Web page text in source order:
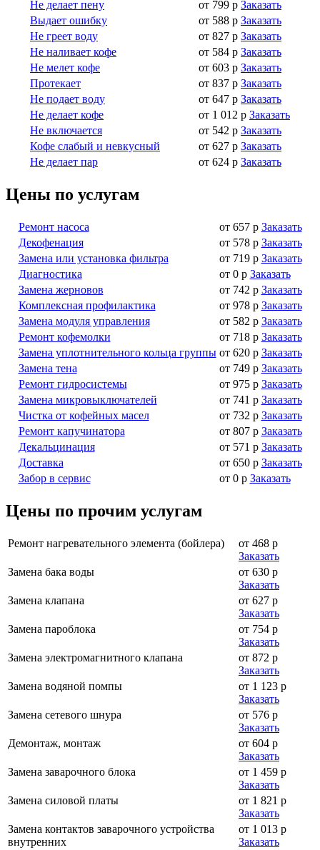
Не делает пену от 799 р Заказать
Выдает ошибку
от 588 р Заказать
Не греет воду
от 827 р Заказать
Не наливает кофе
от 584 р Заказать
Не мелет кофе
от 603 р Заказать
Протекает
от 837 р Заказать
Не подает воду
от 647 р Заказать
Не делает кофе
от 1 012 р Заказать
Не включается
от 542 р Заказать
Кофе слабый и невкусный
от 627 р Заказать
Не делает пар
от 624 р Заказать
Цены по услугам
Ремонт насоса от 657 р Заказать
Декофенация
от 578 р Заказать
Замена или установка фильтра
от 719 р Заказать
Диагностика
от 0 р Заказать
Замена жерновов
от 742 р Заказать
Комплексная профилактика
от 978 р Заказать
Замена модуля управления
от 582 р Заказать
Ремонт кофемолки
от 718 р Заказать
Замена уплотнительного кольца группы от 620 р Заказать
Замена тена
от 749 р Заказать
Ремонт гидросистемы
от 975 р Заказать
Замена микровыключателей
от 741 р Заказать
Чистка от кофейных масел
от 732 р Заказать
Ремонт капучинатора
от 807 р Заказать
Декальцинация
от 571 р Заказать
Доставка
от 650 р Заказать
Забор в сервис
от 0 р Заказать
Цены по прочим услугам
Ремонт нагревательного элемента (бойлера)
от 468 р
Заказать
Замена бака воды
от 630 р
Заказать
Замена клапана
от 627 р
Заказать
Замена пароблока
от 754 р
Заказать
Замена электромагнитного клапана
от 872 р
Заказать
Замена водяной помпы
от 1 123 р
Заказать
Замена сетевого шнура
от 576 р
Заказать
Демонтаж, монтаж
от 604 р
Заказать
Замена заварочного блока
от 1 459 р
Заказать
Замена силовой платы
от 1 821 р
Заказать
Замена контактов заварочного устройства
внутренних
от 1 013 р
Заказать